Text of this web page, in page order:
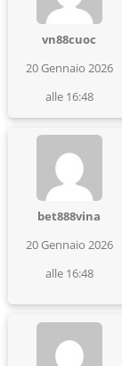
vn88cuoc
20 Gennaio 2026
alle 16:48
bet888vina
20 Gennaio 2026
alle 16:48